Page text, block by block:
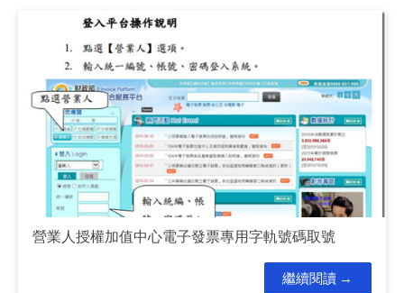
營業人授權加值中心電子發票專用字軌號碼取號
繼續閱讀